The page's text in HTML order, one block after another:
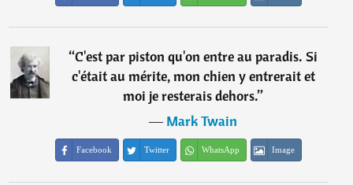
“C'est par piston qu'on entre au paradis. Si
c'était au mérite, mon chien y entrerait et
moi je resterais dehors.”
―Mark Twain
Facebook Twitter WhatsApp Image